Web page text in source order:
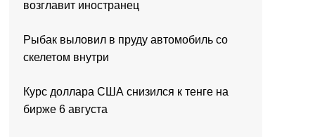
возглавит иностранец
Рыбак выловил в пруду автомобиль со
скелетом внутри
Курс доллара США снизился к тенге на
бирже 6 августа